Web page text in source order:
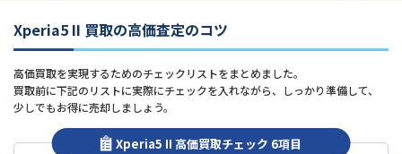
Xperia5 II 買取の高価査定のコツ
高価買取を実現するためのチェックリストをまとめました。
買取前に下記のリストに実際にチェックを入れながら、しっかり準備して、
少しでもお得に売却しましょう。
Xperia5 II 高価買取チェック 6項目